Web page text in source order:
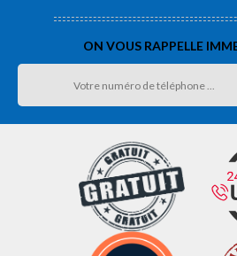
ON VOUS RAPPELLE